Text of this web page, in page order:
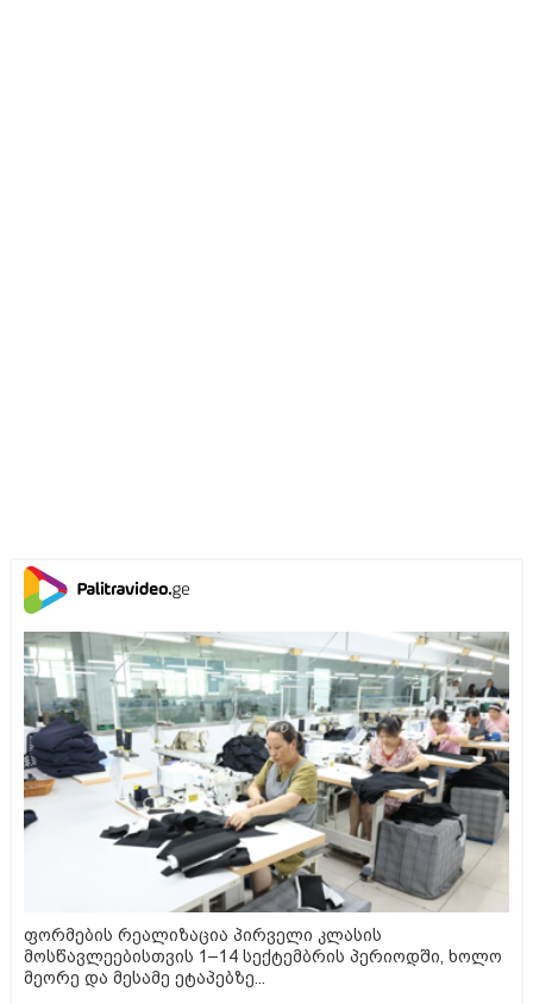
ფორმების რეალიზაცია პირველი კლასის
მოსწავლეებისთვის 1–14 სექტემბრის პერიოდში, ხოლო
მეორე და მესამე ეტაპებზე...